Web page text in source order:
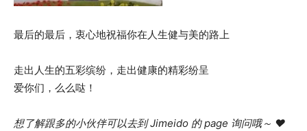
最后的最后，衷心地祝福你在人生健与美的路上
走出人生的五彩缤纷，走出健康的精彩纷呈
爱你们，么么哒！
想了解跟多的小伙伴可以去到 Jimeido 的 page 询问哦～ ❤️